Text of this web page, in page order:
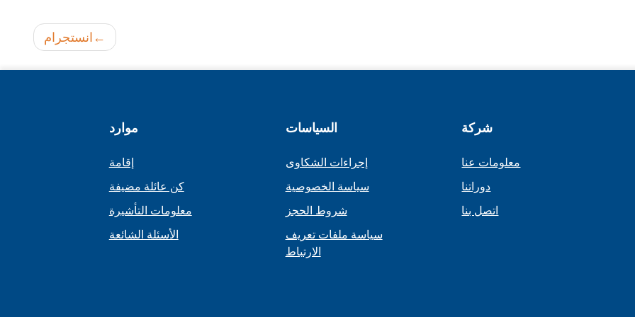
انستجرام
شركة
معلومات عنا
دوراتنا
اتصل بنا
السياسات
إجراءات الشكاوى
سياسة الخصوصية
شروط الحجز
سياسة ملفات تعريف
الارتباط
موارد
إقامة
كن عائلة مضيفة
معلومات التأشيرة
الأسئلة الشائعة